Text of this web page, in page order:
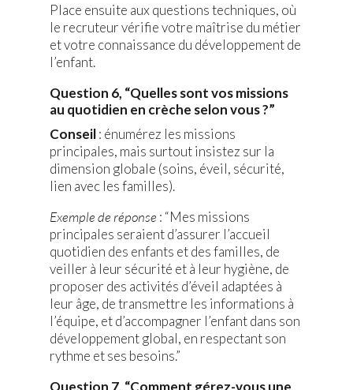
Place ensuite aux questions techniques, où
le recruteur vérifie votre maîtrise du métier
et votre connaissance du développement de
l’enfant.
Question 6, “Quelles sont vos missions
au quotidien en crèche selon vous ?”
Conseil: énumérez les missions
principales, mais surtout insistez sur la
dimension globale (soins, éveil, sécurité,
lien avec les familles).
Exemple de réponse : “Mes missions
principales seraient d’assurer l’accueil
quotidien des enfants et des familles, de
veiller à leur sécurité et à leur hygiène, de
proposer des activités d’éveil adaptées à
leur âge, de transmettre les informations à
l’équipe, et d’accompagner l’enfant dans son
développement global, en respectant son
rythme et ses besoins.”
Question 7, “Comment gérez-vous une